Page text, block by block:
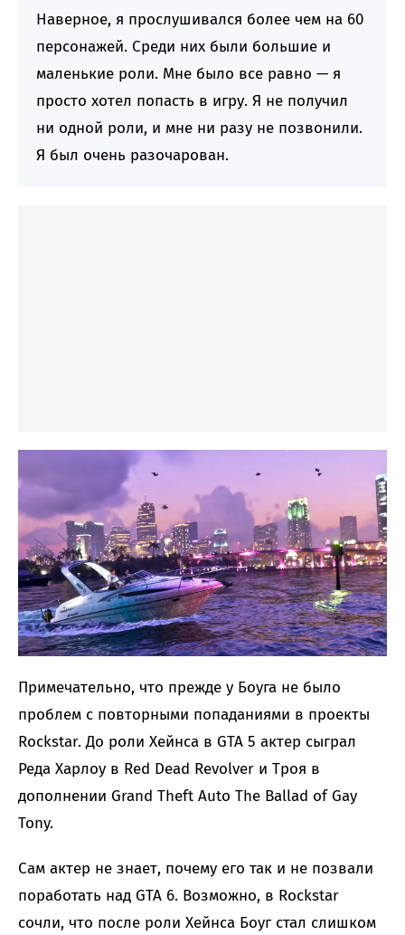
Наверное, я прослушивался более чем на 60
персонажей. Среди них были большие и
маленькие роли. Мне было все равно — я
просто хотел попасть в игру. Я не получил
ни одной роли, и мне ни разу не позвонили.
Я был очень разочарован.
Примечательно, что прежде у Боуга не было
проблем с повторными попаданиями в проекты
Rockstar. До роли Хейнса в GTA 5 актер сыграл
Реда Харлоу в Red Dead Revolver и Троя в
дополнении Grand Theft Auto The Ballad of Gay
Tony.
Сам актер не знает, почему его так и не позвали
поработать над GTA 6. Возможно, в Rockstar
сочли, что после роли Хейнса Боуг стал слишком